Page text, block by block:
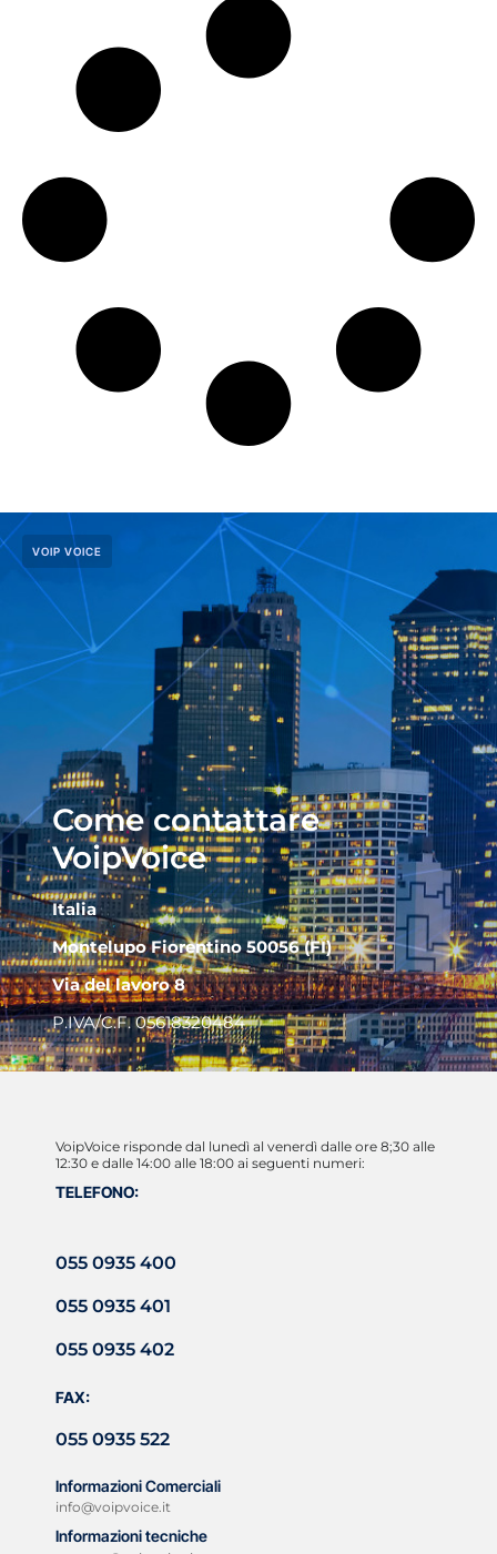
VOIP VOICE
Come contattare
VoipVoice
Italia
Montelupo Fiorentino 50056 (FI)
Via del lavoro 8
P.IVA/C.F. 05618320484
VoipVoice risponde dal lunedì al venerdì dalle ore 8;30 alle
12:30 e dalle 14:00 alle 18:00 ai seguenti numeri:
TELEFONO:
055 0935 400
055 0935 401
055 0935 402
FAX:
055 0935 522
Informazioni Comerciali
info@voipvoice.it
Informazioni tecniche